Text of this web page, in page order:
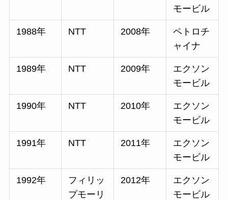
モービル
1988年 NTT 2008年
ペトロチ
ャイナ
1989年 NTT 2009年
エクソン
モービル
1990年 NTT 2010年
エクソン
モービル
1991年 NTT 2011年
エクソン
モービル
1992年
フィリッ
プモーリ
2012年
エクソン
モービル